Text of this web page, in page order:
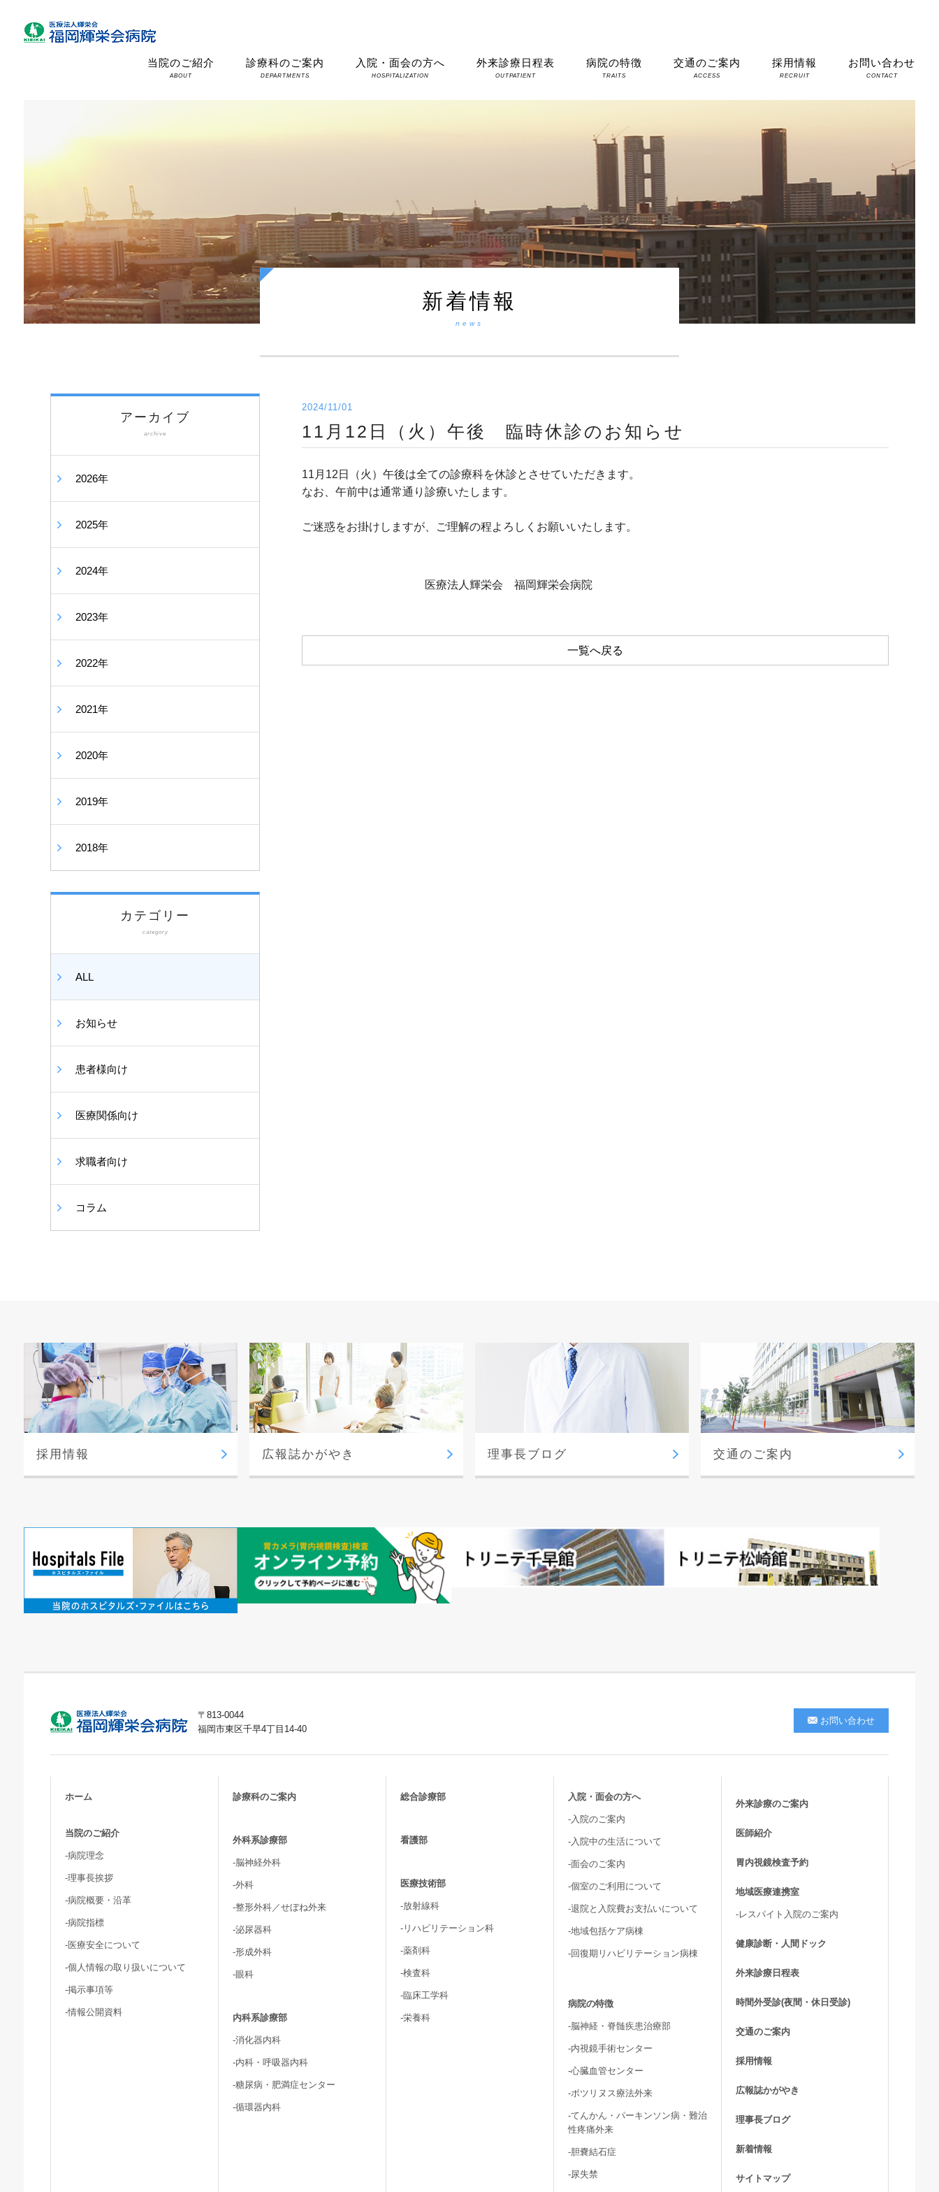
お問い合わせ
CONTACT
採用情報
RECRUIT
交通のご案内
ACCESS
病院の特徴
TRAITS
外来診療日程表
OUTPATIENT
入院・面会の方へ
HOSPITALIZATION
診療科のご案内
DEPARTMENTS
当院のご紹介
ABOUT
新着情報
news
2024/11/01
11月12日（火）午後 臨時休診のお知らせ
11月12日（火）午後は全ての診療科を休診とさせていただきます。
なお、午前中は通常通り診療いたします。
ご迷惑をお掛けしますが、ご理解の程よろしくお願いいたします。
医療法人輝栄会 福岡輝栄会病院
一覧へ戻る
アーカイブ
archive
2026年
2025年
2024年
2023年
2022年
2021年
2020年
2019年
2018年
カテゴリー
category
ALL
お知らせ
患者様向け
医療関係向け
求職者向け
コラム
採用情報 広報誌かがやき 理事長ブログ 交通のご案内
〒813-0044
福岡市東区千早4丁目14-40
お問い合わせ
ホーム
当院のご紹介
-病院理念
-理事長挨拶
-病院概要・沿革
-病院指標
-医療安全について
-個人情報の取り扱いについて
-掲示事項等
-情報公開資料
診療科のご案内
外科系診療部
-脳神経外科
-外科
-整形外科／せぼね外来
-泌尿器科
-形成外科
-眼科
内科系診療部
-消化器内科
-内科・呼吸器内科
-糖尿病・肥満症センター
-循環器内科
総合診療部
看護部
医療技術部
-放射線科
-リハビリテーション科
-薬剤科
-検査科
-臨床工学科
-栄養科
入院・面会の方へ
-入院のご案内
-入院中の生活について
-面会のご案内
-個室のご利用について
-退院と入院費お支払いについて
-地域包括ケア病棟
-回復期リハビリテーション病棟
病院の特徴
-脳神経・脊髄疾患治療部
-内視鏡手術センター
-心臓血管センター
-ボツリヌス療法外来
-てんかん・パーキンソン病・難治
性疼痛外来
-胆嚢結石症
-尿失禁
外来診療のご案内
医師紹介
胃内視鏡検査予約
地域医療連携室
-レスパイト入院のご案内
健康診断・人間ドック
外来診療日程表
時間外受診(夜間・休日受診)
交通のご案内
採用情報
広報誌かがやき
理事長ブログ
新着情報
サイトマップ